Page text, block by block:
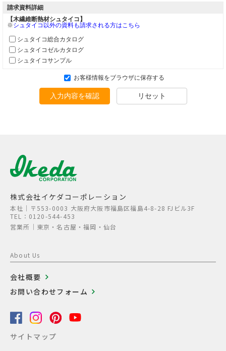
請求資料詳細
【木繊維断熱材シュタイコ】
※シュタイコ以外の資料も請求される方はこちら
シュタイコ総合カタログ
シュタイコゼルカタログ
シュタイコサンプル
お客様情報をブラウザに保存する
入力内容を確認 リセット
株式会社イケダコーポレーション
本社│〒553-0003 大阪府大阪市福島区福島4-8-28 FJビル3F
TEL：0120-544-453
営業所│東京・名古屋・福岡・仙台
About Us
会社概要
お問い合わせフォーム
サイトマップ